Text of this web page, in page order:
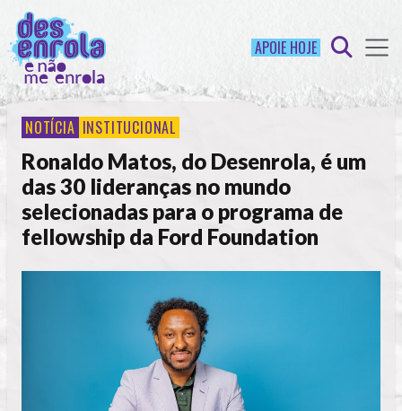
APOIE HOJE
NOTÍCIA INSTITUCIONAL
Ronaldo Matos, do Desenrola, é um
das 30 lideranças no mundo
selecionadas para o programa de
fellowship da Ford Foundation